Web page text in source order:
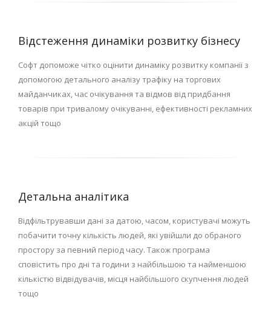
Відстеження динаміки розвитку бізнесу
Софт допоможе чітко оцінити динаміку розвитку компанії з
допомогою детального аналізу трафіку на торгових
майданчиках, час очікування та відмов від придбання
товарів при тривалому очікуванні, ефективності рекламних
акцій тощо
Детальна аналітика
Відфільтрувавши дані за датою, часом, користувачі можуть
побачити точну кількість людей, які увійшли до обраного
простору за певний період часу. Також програма
сповістить про дні та години з найбільшою та найменшою
кількістю відвідувачів, місця найбільшого скупчення людей
тощо